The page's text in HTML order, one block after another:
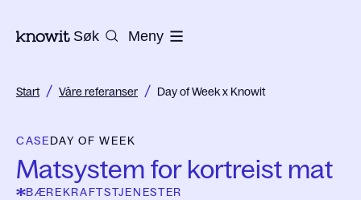
Til hjemmesiden til Knowit
Søk Meny
Start / Våre referanser / Day of Week x Knowit
CASEDAY OF WEEK
Matsystem for kortreist mat
BÆREKRAFTSTJENESTER